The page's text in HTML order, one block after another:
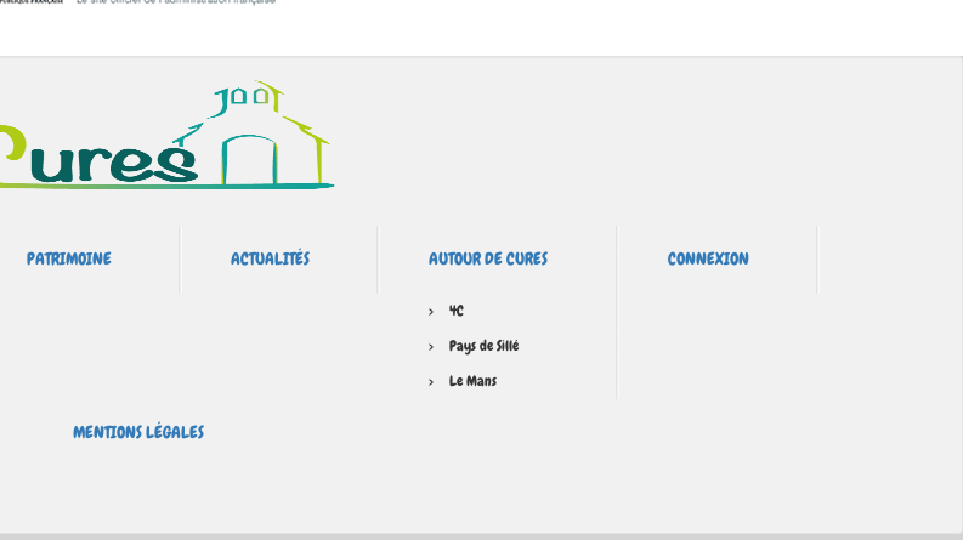
PATRIMOINE ACTUALITÉS AUTOUR DE CURES
4C
Pays de Sillé
Le Mans
CONNEXION
MENTIONS LÉGALES